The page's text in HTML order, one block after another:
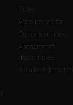
Rutes
Apps per visitar
Compra en línia
Abonaments i
descomptes
Els ulls de la història